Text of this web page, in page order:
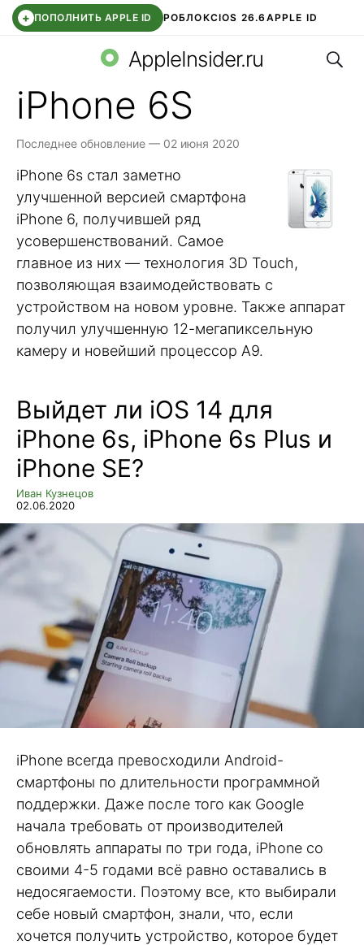
+ ПОПОЛНИТЬ APPLE ID РОБЛОКСIOS 26.6 APPLE ID
WHATSAPP DDE STOREAPP STOREOZON БАНК
AppleInsider.ru
iPhone 6S
Последнее обновление — 02 июня 2020
iPhone 6s стал заметно
улучшенной версией смартфона
iPhone 6, получившей ряд
усовершенствований. Самое
главное из них — технология 3D Touch,
позволяющая взаимодействовать с
устройством на новом уровне. Также аппарат
получил улучшенную 12-мегапиксельную
камеру и новейший процессор А9.
Выйдет ли iOS 14 для
iPhone 6s, iPhone 6s Plus и
iPhone SE?
Иван Кузнецов
02.06.2020
iPhone всегда превосходили Android-
смартфоны по длительности программной
поддержки. Даже после того как Google
начала требовать от производителей
обновлять аппараты по три года, iPhone со
своими 4-5 годами всё равно оставались в
недосягаемости. Поэтому все, кто выбирали
себе новый смартфон, знали, что, если
хочется получить устройство, которое будет